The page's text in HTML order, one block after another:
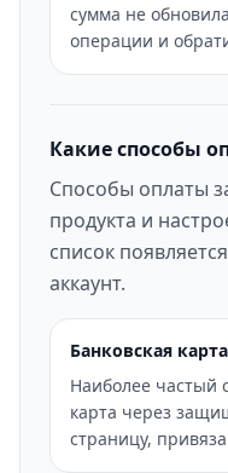
сумма не
операции и
Какие способы
Способы оплаты
продукта и
список
аккаунт.
Банковская карта
Наиболее частый
карта через
страницу,